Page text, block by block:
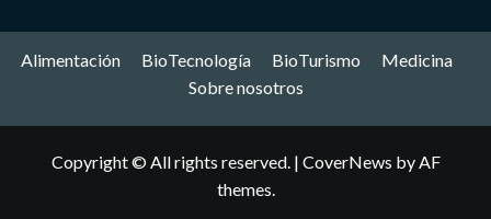
Alimentación BioTecnología BioTurismo
Medicina
Sobre nosotros
Copyright © All rights reserved. | CoverNews by AF
themes.